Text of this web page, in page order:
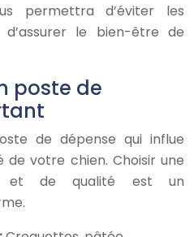
permettra d’éviter les
d’assurer le bien-être de
poste de
de dépense qui influe
votre chien. Choisir une
et de qualité est un